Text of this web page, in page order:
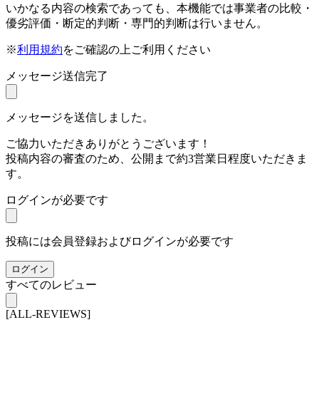
いかなる内容の検索であっても、本機能では事業者の比較・
優劣評価・断定的判断・専門的判断は行いません。
※利用規約をご確認の上ご利用ください
メッセージ送信完了
メッセージを送信しました。
ご協力いただきありがとうございます！
投稿内容の審査のため、公開まで約3営業日程度いただきま
す。
ログインが必要です
投稿には会員登録およびログインが必要です
ログイン
すべてのレビュー
[ALL-REVIEWS]